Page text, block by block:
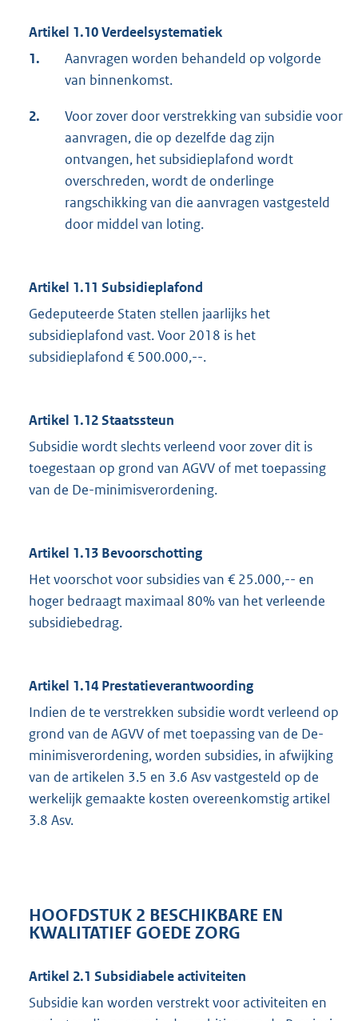
Artikel 1.10 Verdeelsystematiek
1.
Aanvragen worden behandeld op volgorde
van binnenkomst.
2.
Voor zover door verstrekking van subsidie voor
aanvragen, die op dezelfde dag zijn
ontvangen, het subsidieplafond wordt
overschreden, wordt de onderlinge
rangschikking van die aanvragen vastgesteld
door middel van loting.
Artikel 1.11 Subsidieplafond
Gedeputeerde Staten stellen jaarlijks het
subsidieplafond vast. Voor 2018 is het
subsidieplafond € 500.000,--.
Artikel 1.12 Staatssteun
Subsidie wordt slechts verleend voor zover dit is
toegestaan op grond van AGVV of met toepassing
van de De-minimisverordening.
Artikel 1.13 Bevoorschotting
Het voorschot voor subsidies van € 25.000,-- en
hoger bedraagt maximaal 80% van het verleende
subsidiebedrag.
Artikel 1.14 Prestatieverantwoording
Indien de te verstrekken subsidie wordt verleend op
grond van de AGVV of met toepassing van de De-
minimisverordening, worden subsidies, in afwijking
van de artikelen 3.5 en 3.6 Asv vastgesteld op de
werkelijk gemaakte kosten overeenkomstig artikel
3.8 Asv.
HOOFDSTUK 2 BESCHIKBARE EN
KWALITATIEF GOEDE ZORG
Artikel 2.1 Subsidiabele activiteiten
Subsidie kan worden verstrekt voor activiteiten en